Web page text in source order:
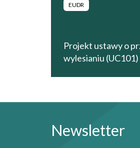
EUDR
Projekt ustawy o
wylesianiu (UC101)
Newsletter